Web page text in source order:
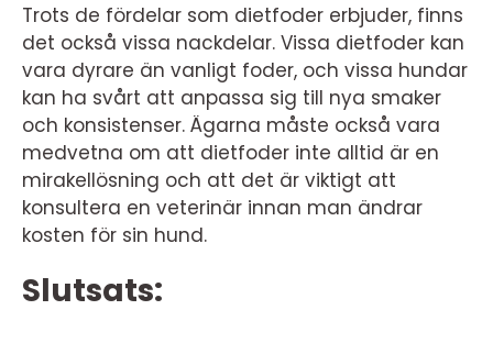
Trots de fördelar som dietfoder erbjuder, finns
det också vissa nackdelar. Vissa dietfoder kan
vara dyrare än vanligt foder, och vissa hundar
kan ha svårt att anpassa sig till nya smaker
och konsistenser. Ägarna måste också vara
medvetna om att dietfoder inte alltid är en
mirakellösning och att det är viktigt att
konsultera en veterinär innan man ändrar
kosten för sin hund.
Slutsats: